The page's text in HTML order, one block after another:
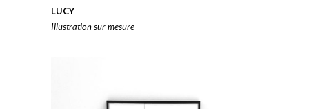
LUCY
Illustration sur mesure